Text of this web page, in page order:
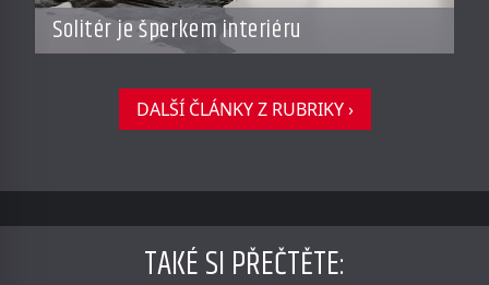
Solitér je šperkem interiéru
DALŠÍ ČLÁNKY Z RUBRIKY ›
TAKÉ SI PŘEČTĚTE: